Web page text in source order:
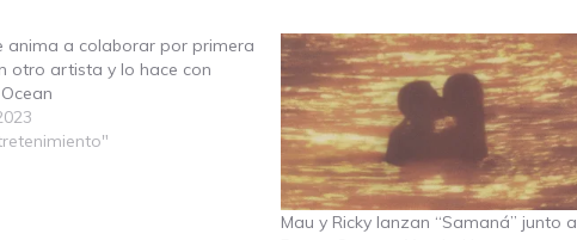
anima a colaborar por primera
otro artista y lo hace con
Mau y Ricky lanzan “Samaná” junto a